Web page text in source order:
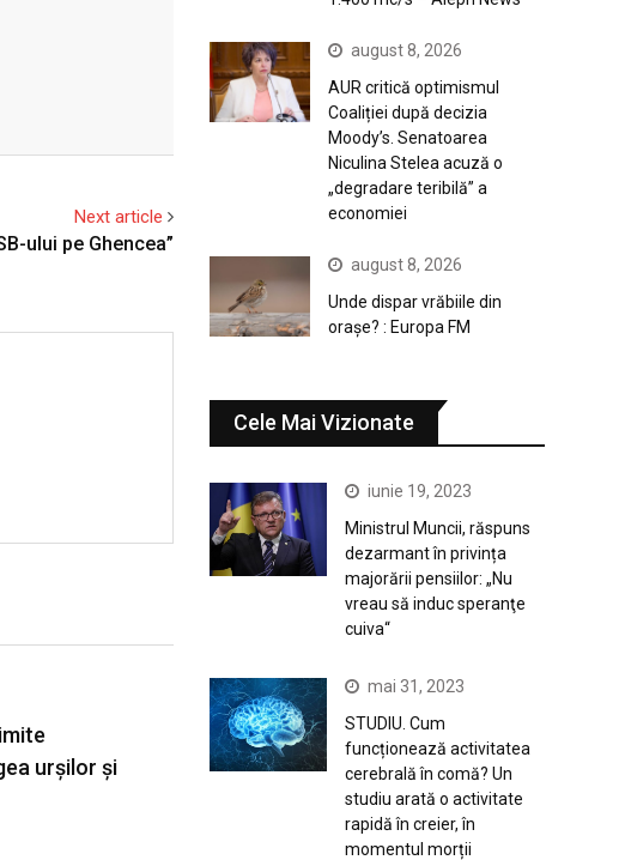
Next article
ului pe Ghencea”
urșilor și
august 8, 2026
AUR critică optimismul
Coaliției după decizia
Moody’s. Senatoarea
Niculina Stelea acuză o
„degradare teribilă” a
economiei
august 8, 2026
Unde dispar vrăbiile din
orașe? : Europa FM
Cele Mai Vizionate
iunie 19, 2023
Ministrul Muncii, răspuns
dezarmant în privința
majorării pensiilor: „Nu
vreau să induc speranţe
cuiva“
mai 31, 2023
STUDIU. Cum
funcționează activitatea
cerebrală în comă? Un
studiu arată o activitate
rapidă în creier, în
momentul morții